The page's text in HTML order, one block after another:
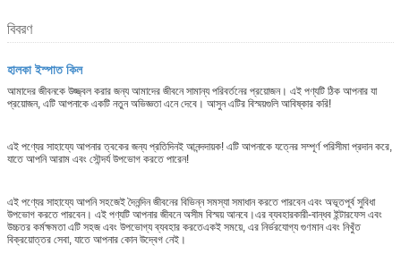
বিবরণ
হালকা ইস্পাত কিল
আমাদের জীবনকে উজ্জ্বল করার জন্য আমাদের জীবনে সামান্য পরিবর্তনের প্রয়োজন। এই পণ্যটি ঠিক আপনার যা
প্রয়োজন, এটি আপনাকে একটি নতুন অভিজ্ঞতা এনে দেবে। আসুন এটির বিস্ময়গুলি আবিষ্কার করি!
এই পণ্যের সাহায্যে আপনার ত্বকের জন্য প্রতিদিনই আনন্দদায়ক! এটি আপনাকে যত্নের সম্পূর্ণ পরিসীমা প্রদান করে,
যাতে আপনি আরাম এবং সৌন্দর্য উপভোগ করতে পারেন!
এই পণ্যের সাহায্যে আপনি সহজেই দৈনন্দিন জীবনের বিভিন্ন সমস্যা সমাধান করতে পারবেন এবং অভূতপূর্ব সুবিধা
উপভোগ করতে পারবেন। এই পণ্যটি আপনার জীবনে অসীম বিস্ময় আনবে।এর ব্যবহারকারী-বান্ধব ইন্টারফেস এবং
উচ্চতর কর্মক্ষমতা এটি সহজ এবং উপভোগ্য ব্যবহার করতেএকই সময়ে, এর নির্ভরযোগ্য গুণমান এবং নিখুঁত
বিক্রয়োত্তর সেবা, যাতে আপনার কোন উদ্বেগ নেই।